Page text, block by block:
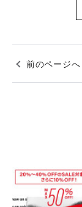
前のページへ